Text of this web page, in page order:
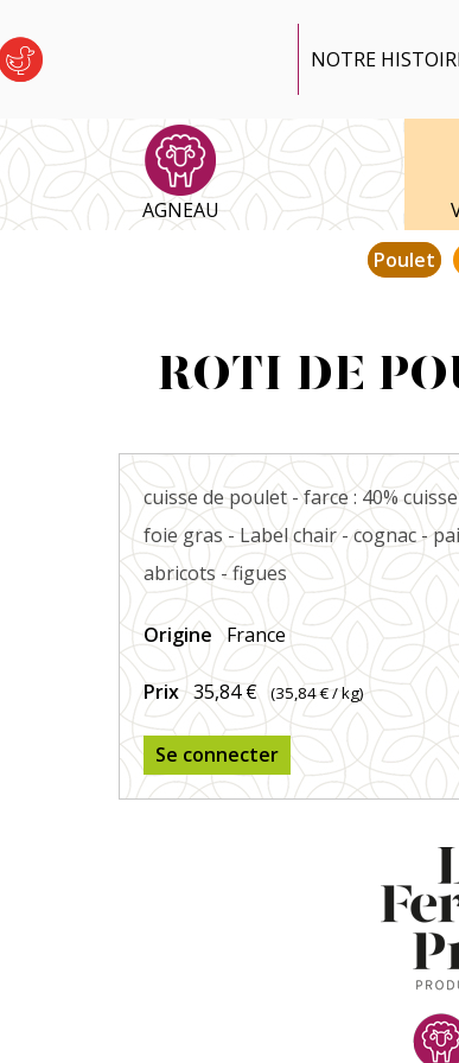
NOTRE
AGNEAU
Poulet
ROTI DE
cuisse de poulet - farce : 40%
foie gras - Label chair - cognac -
abricots - figues
Origine France
Prix 35,84 € (35,84 €/ kg)
Se connecter